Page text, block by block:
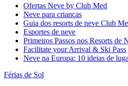
Ofertas Neve by Club Med
Neve para crianças
Guia dos resorts de neve Club
Esportes de neve
Primeiros Passos nos Resorts de
Facilitate your Arrival & Ski Pass
Neve na Europa: 10 ideias de
Férias de Sol